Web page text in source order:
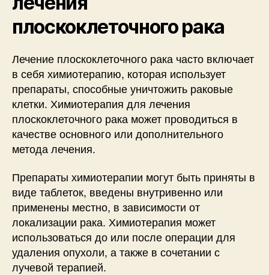
плоскоклеточного рака
Лечение плоскоклеточного рака часто включает
в себя химиотерапию, которая использует
препараты, способные уничтожить раковые
клетки. Химиотерапия для лечения
плоскоклеточного рака может проводиться в
качестве основного или дополнительного
метода лечения.
Препараты химиотерапии могут быть приняты в
виде таблеток, введены внутривенно или
применены местно, в зависимости от
локализации рака. Химиотерапия может
использоваться до или после операции для
удаления опухоли, а также в сочетании с
лучевой терапией.